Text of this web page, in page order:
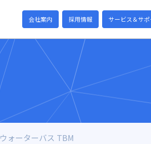
会社案内 採用情報 サービス＆サポ
ウォーターバス TBM